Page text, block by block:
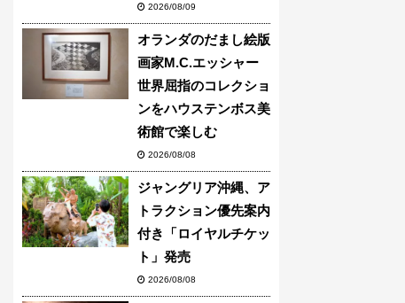
2026/08/09
オランダのだまし絵版
画家M.C.エッシャー
世界屈指のコレクショ
ンをハウステンボス美
術館で楽しむ
2026/08/08
ジャングリア沖縄、ア
トラクション優先案内
付き「ロイヤルチケッ
ト」発売
2026/08/08